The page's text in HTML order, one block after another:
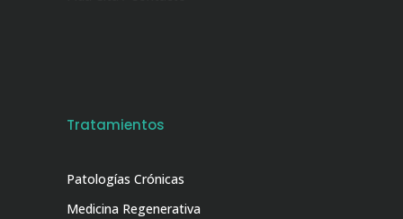
Tratamientos
Patologías Crónicas
Medicina Regenerativa